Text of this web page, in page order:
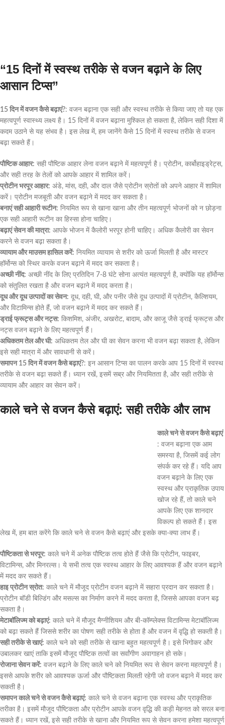
“15 दिनों में स्वस्थ तरीके से वजन बढ़ाने के लिए
आसान टिप्स”
15 दिन में वजन कैसे बढ़ाएं?: वजन बढ़ाना एक सही और स्वस्थ तरीके से किया जाए तो यह एक
महत्वपूर्ण स्वास्थ्य लक्ष्य है। 15 दिनों में वजन बढ़ाना मुश्किल हो सकता है, लेकिन सही दिशा में
कदम उठाने से यह संभव है। इस लेख में, हम जानेंगे कैसे 15 दिनों में स्वस्थ तरीके से वजन
बढ़ा सकते हैं।
पौष्टिक आहार: सही पौष्टिक आहार लेना वजन बढ़ाने में महत्वपूर्ण है। प्रोटीन, कार्बोहाइड्रेट्स,
और सही तरह के तेलों को आपके आहार में शामिल करें।
प्रोटीन भरपूर आहार: अंडे, मांस, दही, और दाल जैसे प्रोटीन स्रोतों को अपने आहार में शामिल
करें। प्रोटीन मजबूती और वजन बढ़ाने में मदद कर सकता है।
बनाएं सही आहारी रूटीन: नियमित रूप से खाना खाना और तीन महत्वपूर्ण भोजनों को न छोड़ना
एक सही आहारी रूटीन का हिस्सा होना चाहिए।
बढ़ाएं सेवन की मात्रा: आपके भोजन में कैलोरी भरपूर होनी चाहिए। अधिक कैलोरी का सेवन
करने से वजन बढ़ा सकता है।
व्यायाम और माउसम हासिल करें: नियमित व्यायाम से शरीर को ऊर्जा मिलती है और मास्टर
हॉर्मोन्स को स्थिर करके वजन बढ़ाने में मदद कर सकता है।
अच्छी नींद: अच्छी नींद के लिए प्रतिदिन 7-8 घंटे सोना अत्यंत महत्वपूर्ण है, क्योंकि यह हॉर्मोन्स
को संतुलित रखता है और वजन बढ़ाने में मदद करता है।
दूध और दूध उत्पादों का सेवन: दूध, दही, घी, और पनीर जैसे दूध उत्पादों में प्रोटीन, कैल्शियम,
और विटामिन्स होते हैं, जो वजन बढ़ाने में मदद कर सकते हैं।
ड्राई फ्रूट्स और नट्स: किशमिश, अंजीर, अखरोट, बादाम, और काजू जैसे ड्राई फ्रूट्स और
नट्स वजन बढ़ाने के लिए महत्वपूर्ण हैं।
अधिकतम तेल और घी: अधिकतम तेल और घी का सेवन करना भी वजन बढ़ा सकता है, लेकिन
इसे सही मात्रा में और सावधानी से करें।
समापन 15 दिन में वजन कैसे बढ़ाएं?: इन आसान टिप्स का पालन करके आप 15 दिनों में स्वस्थ
तरीके से वजन बढ़ा सकते हैं। ध्यान रखें, इसमें सब्र और नियमितता है, और सही तरीके से
व्यायाम और आहार का सेवन करें।
काले चने से वजन कैसे बढ़ाएं: सही तरीके और लाभ
काले चने से वजन कैसे बढ़ाएं
: वजन बढ़ाना एक आम
समस्या है, जिसमें कई लोग
संपर्क कर रहे हैं। यदि आप
वजन बढ़ाने के लिए एक
स्वस्थ और प्राकृतिक उपाय
खोज रहे हैं, तो काले चने
आपके लिए एक शानदार
विकल्प हो सकते हैं। इस
लेख में, हम बात करेंगे कि काले चने से वजन कैसे बढ़ाएं और इसके क्या-क्या लाभ हैं।
पौष्टिकता से भरपूर: काले चने में अनेक पौष्टिक तत्व होते हैं जैसे कि प्रोटीन, फाइबर,
विटामिन्स, और मिनरल्स। ये सभी तत्व एक स्वस्थ आहार के लिए आवश्यक हैं और वजन बढ़ाने
में मदद कर सकते हैं।
हाइ प्रोटीन स्रोत: काले चने में मौजूद प्रोटीन वजन बढ़ाने में सहारा प्रदान कर सकता है।
प्रोटीन बॉडी बिल्डिंग और मसल्स का निर्माण करने में मदद करता है, जिससे आपका वजन बढ़
सकता है।
मेटाबॉलिज्म को बढ़ाएं: काले चने में मौजूद मैग्नीशियम और बी-कॉम्प्लेक्स विटामिन्स मेटाबॉलिज्म
को बढ़ा सकते हैं जिससे शरीर का पोषण सही तरीके से होता है और वजन में वृद्धि हो सकती है।
सही तरीके से खाएं: काले चने को सही तरीके से खाना बहुत महत्वपूर्ण है। इसे भिगोकर और
उबालकर खाएं ताकि इसमें मौजूद पौष्टिक तत्वों का सर्वांगीण अवागाहन हो सके।
रोजाना सेवन करें: वजन बढ़ाने के लिए काले चने को नियमित रूप से सेवन करना महत्वपूर्ण है।
इससे आपके शरीर को आवश्यक ऊर्जा और पौष्टिकता मिलती रहेगी जो वजन बढ़ाने में मदद कर
सकती है।
समापन काले चने से वजन कैसे बढ़ाएं: काले चने से वजन बढ़ाना एक स्वस्थ और प्राकृतिक
तरीका है। इसमें मौजूद पौष्टिकता और प्रोटीन आपके वजन वृद्धि की कड़ी मेहनत को सरल बना
सकते हैं। ध्यान रखें, इसे सही तरीके से खाना और नियमित रूप से सेवन करना हमेशा महत्वपूर्ण